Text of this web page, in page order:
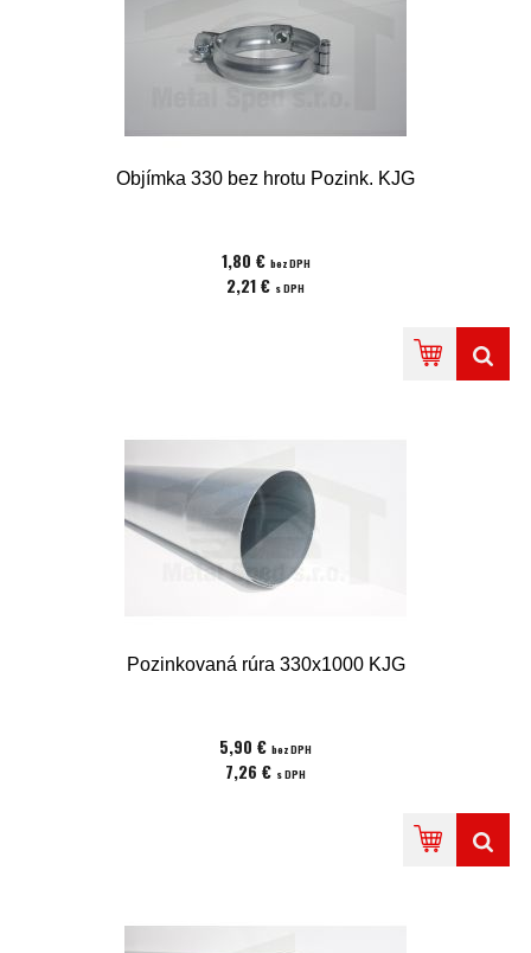
Objímka 330 bez hrotu Pozink. KJG
1,80 € bez DPH
2,21 € s DPH
Pozinkovaná rúra 330x1000 KJG
5,90 € bez DPH
7,26 € s DPH